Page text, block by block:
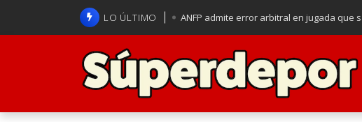
LO ÚLTIMO ANFP admite error arbitral en jugada que
La U se aferra a la esperanza de clasificar
Brasil anuncia a Carlo Ancelotti como su